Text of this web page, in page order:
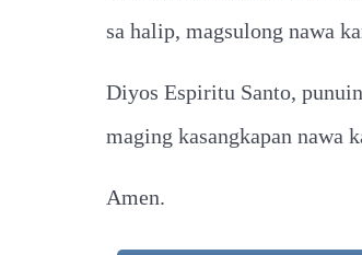
sa halip, magsulong nawa
Diyos Espiritu Santo,
maging kasangkapan nawa
Amen.